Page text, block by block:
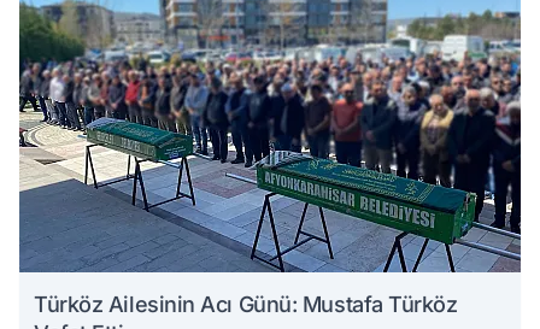
Türköz Ailesinin Acı Günü: Mustafa Türköz